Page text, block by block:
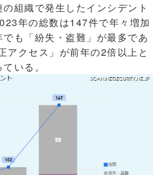
組織で発生したインシデント
年の総数は147件で年々増加
も「紛失・盗難」が最多であ
アクセス」が前年の2倍以上と
いる。